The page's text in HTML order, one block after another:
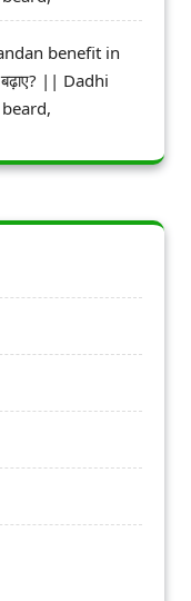
benefit in
बढ़ाए? || Dadhi